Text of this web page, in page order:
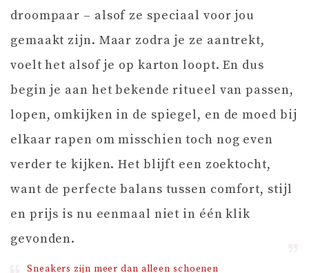
droompaar – alsof ze speciaal voor jou
gemaakt zijn. Maar zodra je ze aantrekt,
voelt het alsof je op karton loopt. En dus
begin je aan het bekende ritueel van passen,
lopen, omkijken in de spiegel, en de moed bij
elkaar rapen om misschien toch nog even
verder te kijken. Het blijft een zoektocht,
want de perfecte balans tussen comfort, stijl
en prijs is nu eenmaal niet in één klik
gevonden.
Sneakers zijn meer dan alleen schoenen